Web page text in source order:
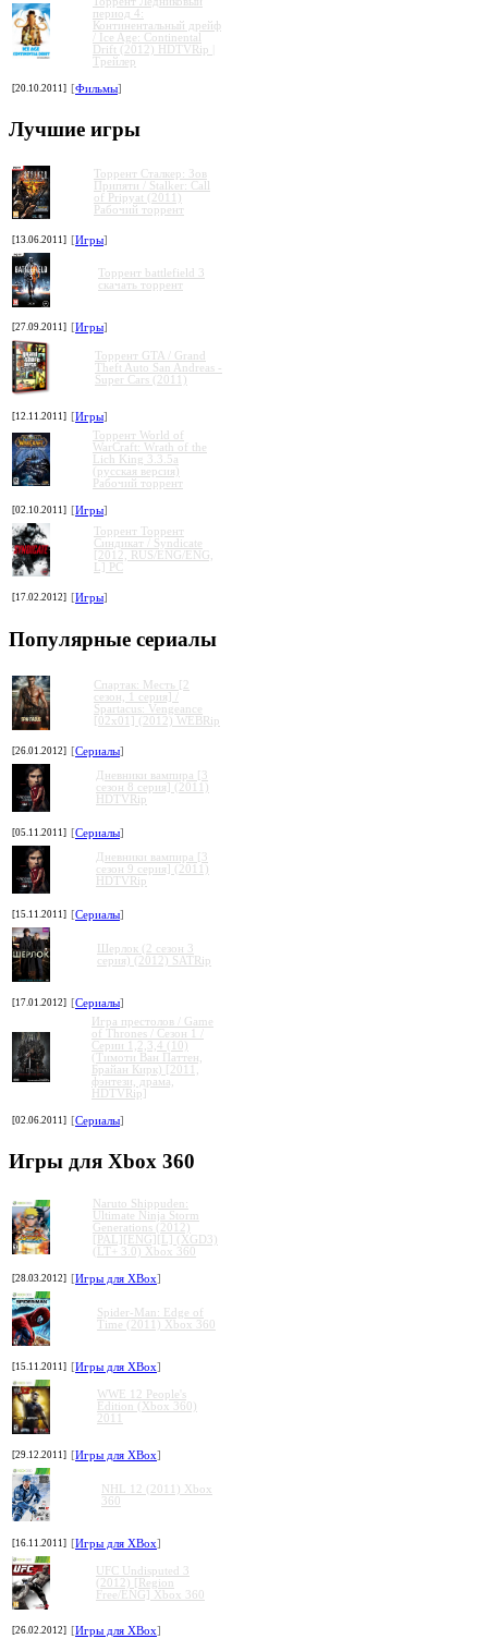
период 4:
Континентальный дрейф
/ Ice Age: Continental
Drift (2012) HDTVRip |
Трейлер
[20.10.2011] [Фильмы]
Лучшие игры
Торрент Сталкер: Зов
Припяти / Stalker: Call
of Pripyat (2011)
Рабочий торрент
[13.06.2011] [Игры]
Торрент battlefield 3
скачать торрент
[27.09.2011] [Игры]
Торрент GTA / Grand
Theft Auto San Andreas -
Super Cars (2011)
[12.11.2011] [Игры]
Торрент World of
WarCraft: Wrath of the
Lich King 3.3.5a
(русская версия)
Рабочий торрент
[02.10.2011] [Игры]
Торрент Торрент
Cиндикат / Syndicate
[2012, RUS/ENG/ENG,
L] PC
[17.02.2012] [Игры]
Популярные сериалы
Спартак: Месть [2
сезон, 1 серия] /
Spartacus: Vengeance
[02x01] (2012) WEBRip
[26.01.2012] [Сериалы]
Дневники вампира [3
сезон 8 серия] (2011)
HDTVRip
[05.11.2011] [Сериалы]
Дневники вампира [3
сезон 9 серия] (2011)
HDTVRip
[15.11.2011] [Сериалы]
Шерлок (2 сезон 3
серия) (2012) SATRip
[17.01.2012] [Сериалы]
Игра престолов / Game
of Thrones / Сезон 1 /
Серии 1,2,3,4 (10)
(Тимоти Ван Паттен,
Брайан Кирк) [2011,
фэнтези, драма,
HDTVRip]
[02.06.2011] [Сериалы]
Игры для Xbox 360
Naruto Shippuden:
Ultimate Ninja Storm
Generations (2012)
[PAL][ENG][L] (XGD3)
(LT+ 3.0) Xbox 360
[28.03.2012] [Игры для XBox]
Spider-Man: Edge of
Time (2011) Xbox 360
[15.11.2011] [Игры для XBox]
WWE 12 People's
Edition (Xbox 360)
2011
[29.12.2011] [Игры для XBox]
NHL 12 (2011) Xbox
360
[16.11.2011] [Игры для XBox]
UFC Undisputed 3
(2012) [Region
Free/ENG] Xbox 360
[26.02.2012] [Игры для XBox]
»